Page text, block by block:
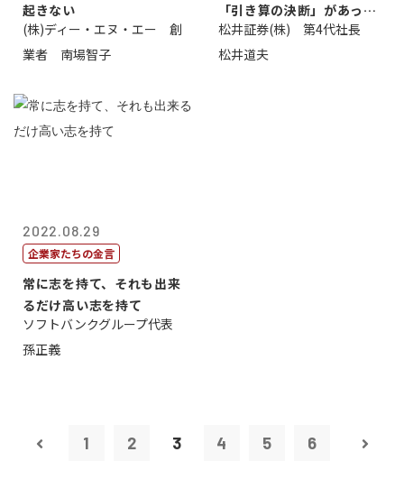
起きない
(株)ディー・エヌ・エー 創
業者 南場智子
「引き算の決断」があった
から
松井証券(株) 第4代社長
松井道夫
2022.08.29
企業家たちの金言
常に志を持て、それも出来
るだけ高い志を持て
ソフトバンクグループ代表
孫正義
1 2 3 4 5 6